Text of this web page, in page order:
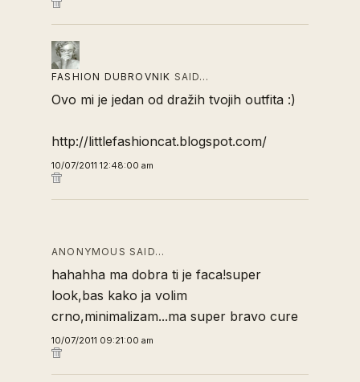
FASHION DUBROVNIK SAID…
Ovo mi je jedan od dražih tvojih outfita :)
http://littlefashioncat.blogspot.com/
10/07/2011 12:48:00 am
ANONYMOUS SAID…
hahahha ma dobra ti je faca!super
look,bas kako ja volim
crno,minimalizam...ma super bravo cure
10/07/2011 09:21:00 am